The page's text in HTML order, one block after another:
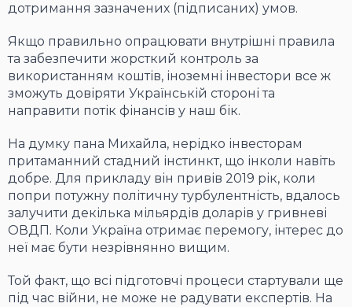
дотримання зазначених (підписаних) умов.
Якщо правильно опрацювати внутрішні правила
та забезпечити жорсткий контроль за
використанням коштів, іноземні інвестори все ж
зможуть довіряти Українській стороні та
направити потік фінансів у наш бік.
На думку пана Михайла, нерідко інвесторам
притаманний стадний інстинкт, що інколи навіть
добре. Для прикладу він привів 2019 рік, коли
попри потужну політичну турбулентність, вдалось
залучити декілька мільярдів доларів у гривневі
ОВДП. Коли Україна отримає перемогу, інтерес до
неї має бути незрівнянно вищим.
Той факт, що всі підготовчі процеси стартували ще
під час війни, не може не радувати експертів. На